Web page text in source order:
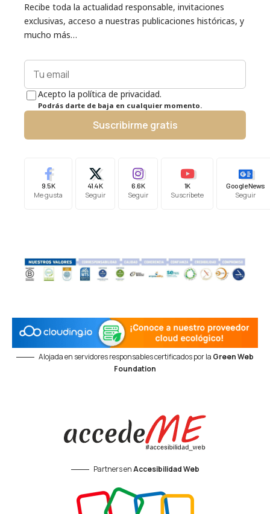
Recibe toda la actualidad responsable, invitaciones
exclusivas, acceso a nuestras publicaciones históricas, y
mucho más…
Acepto la política de privacidad.
Podrás darte de baja en cualquier momento.
Suscribirme gratis
9.5K
Me gusta
41.4K
Seguir
6.6K
Seguir
1K
Suscríbete
Google News
Seguir
Alojada en servidores responsables certificados por la Green Web
Foundation
Partners enAccesibilidad Web